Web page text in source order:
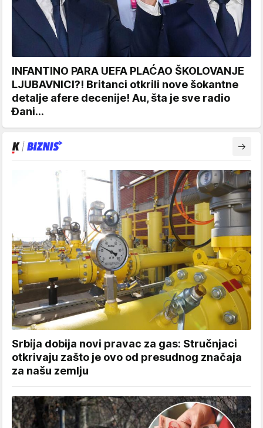
INFANTINO PARA UEFA PLAĆAO ŠKOLOVANJE
LJUBAVNICI?! Britanci otkrili nove šokantne
detalje afere decenije! Au, šta je sve radio
Đani...
Srbija dobija novi pravac za gas: Stručnjaci
otkrivaju zašto je ovo od presudnog značaja
za našu zemlju